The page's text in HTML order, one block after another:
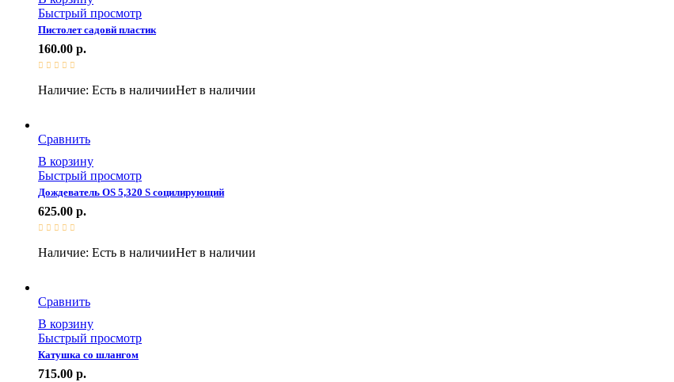
Быстрый просмотр
Пистолет садовй пластик
160.00 р.
Наличие: Есть в наличииНет в наличии
Сравнить
В корзину
Быстрый просмотр
Дождеватель OS 5,320 S социлирующий
625.00 р.
Наличие: Есть в наличииНет в наличии
Сравнить
В корзину
Быстрый просмотр
Катушка со шлангом
715.00 р.